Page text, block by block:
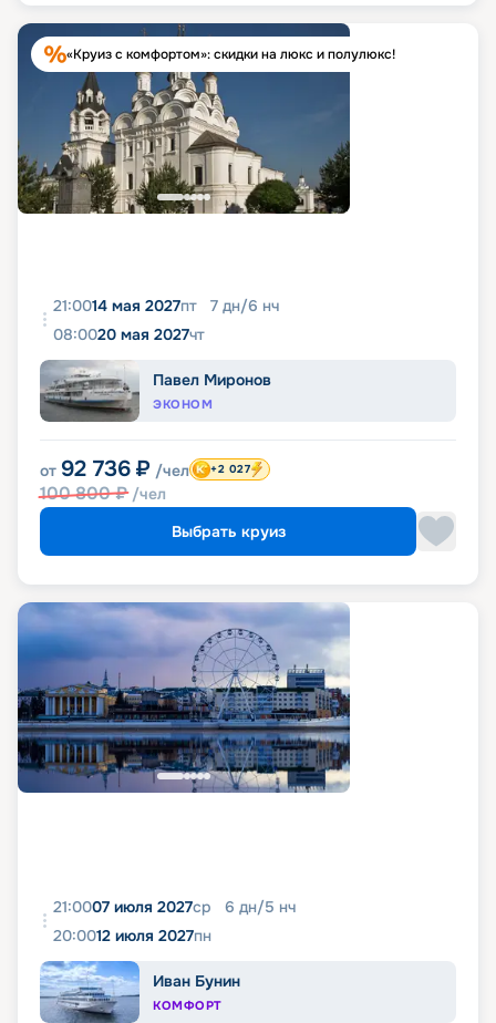
«Круиз с комфортом»: скидки на люкс и полулюкс!
21:0014 мая 2027пт 7 дн/6 нч
08:0020 мая 2027чт
Павел Миронов
ЭКОНОМ
от 92 736 ₽ /чел
100 800₽ /чел
+2 027
Выбрать круиз
21:0007 июля 2027ср 6 дн/5 нч
20:0012 июля 2027пн
Иван Бунин
КОМФОРТ